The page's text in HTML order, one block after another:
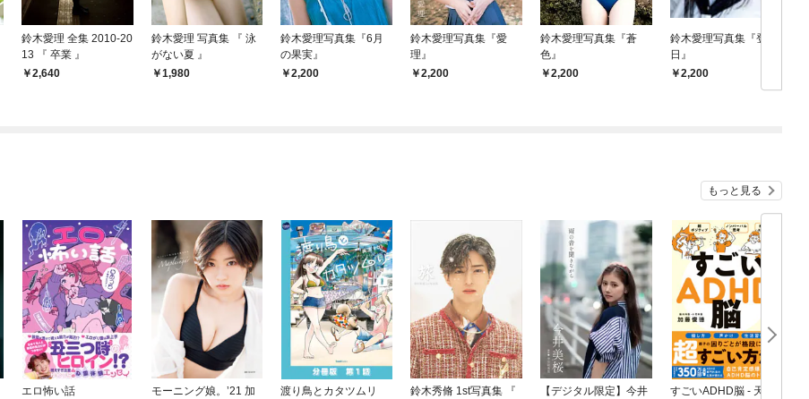
鈴木愛理 全集 2010-20
13 『 卒業 』
2,640
鈴木愛理 写真集 『 泳
がない夏 』
1,980
鈴木愛理写真集『6月
の果実』
2,200
鈴木愛理写真集『愛
理』
2,200
鈴木愛理写真集『蒼
色』
2,200
鈴木愛理写真集『登校
日』
2,200
もっと見る
エロ怖い話
モーニング娘。’21 加
渡り鳥とカタツムリ
鈴木秀脩 1st写真集 『
【デジタル限定】今井
すごいADHD脳 - 天才